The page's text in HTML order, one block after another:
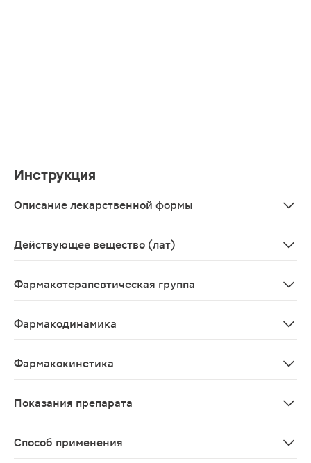
Инструкция
Описание лекарственной формы
Действующее вещество (лат)
Фармакотерапевтическая группа
Фармакодинамика
Фармакокинетика
Показания препарата
Способ применения